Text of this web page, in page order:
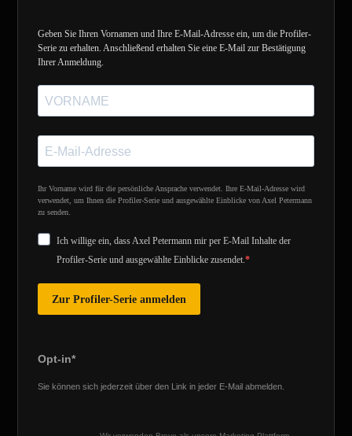
Geben Sie Ihren Vornamen und Ihre E-Mail-Adresse ein, um die Profiler-
Serie zu erhalten. Anschließend erhalten Sie eine E-Mail zur Bestätigung
Ihrer Anmeldung.
Ihr Vorname wird für die persönliche Ansprache verwendet. Ihre E-Mail-Adresse wird
verwendet, um Ihnen die Profiler-Serie und ausgewählte Einblicke von Axel Petermann
zu senden.
Ich willige ein, dass Axel Petermann mir per E-Mail Inhalte der
Profiler-Serie und ausgewählte Einblicke zusendet.
Zur Profiler-Serie anmelden
Opt-in*
Sie können sich jederzeit über den Link in jeder E-Mail abmelden.